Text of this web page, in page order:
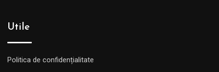
Utile
Politica de confidențialitate